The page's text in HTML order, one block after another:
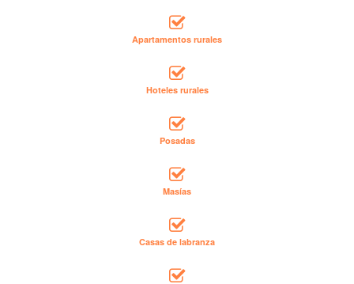
Apartamentos rurales
Hoteles rurales
Posadas
Masías
Casas de labranza